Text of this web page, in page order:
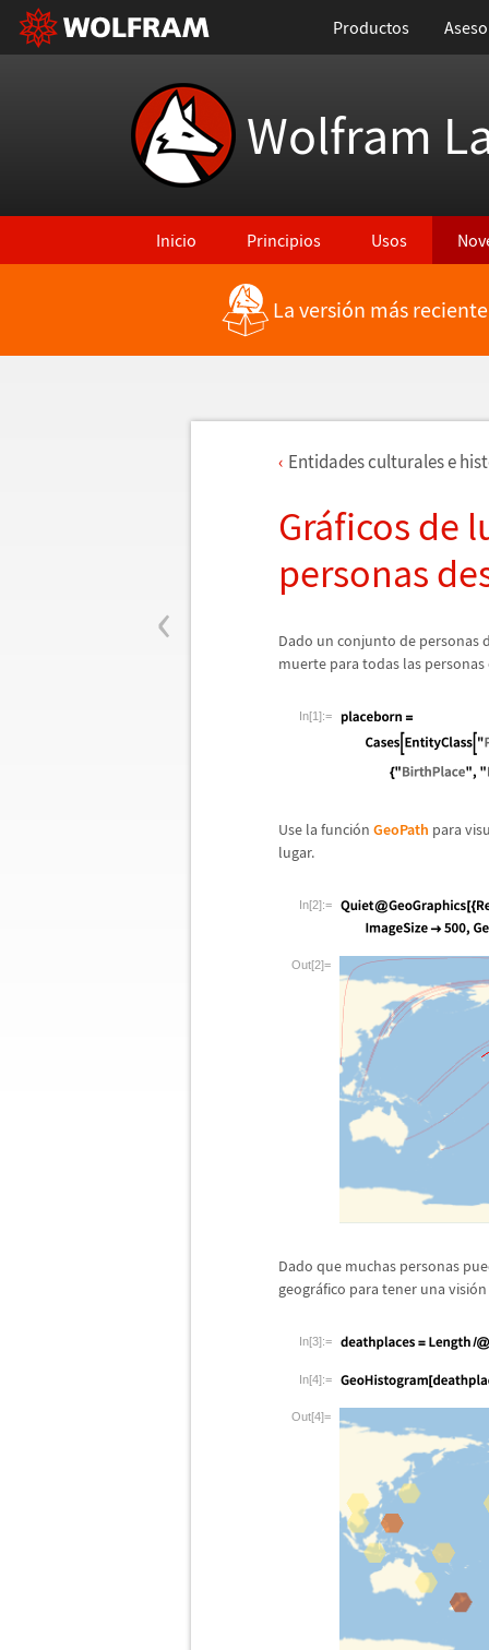
Productos
Wolfram
Inicio Principios Usos
La versión más
‹
Entidades culturales e hist
Gráficos de
personas
Dado un conjunto de personas
muerte para todas las
In[1]:=
Use la función GeoPath para
lugar.
In[2]:=
Out[2]=
Dado que muchas personas
geográfico para tener una visió
In[3]:=
In[4]:=
Out[4]=